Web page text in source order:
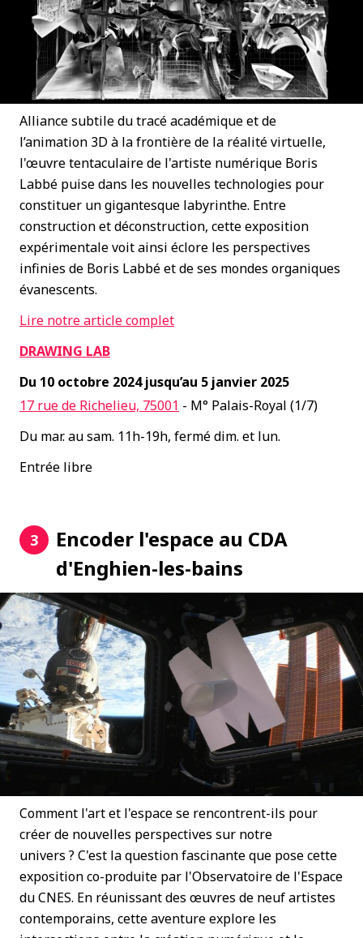
Alliance subtile du tracé académique et de
l’animation 3D à la frontière de la réalité virtuelle,
l'œuvre tentaculaire de l'artiste numérique Boris
Labbé puise dans les nouvelles technologies pour
constituer un gigantesque labyrinthe. Entre
construction et déconstruction, cette exposition
expérimentale voit ainsi éclore les perspectives
infinies de Boris Labbé et de ses mondes organiques
évanescents.
Lire notre article complet
DRAWING LAB
Du 10 octobre 2024 jusqu’au 5 janvier 2025
17 rue de Richelieu, 75001 - M° Palais-Royal (1/7)
Du mar. au sam. 11h-19h, fermé dim. et lun.
Entrée libre
3
Encoder l'espace au CDA
d'Enghien-les-bains
Comment l'art et l'espace se rencontrent-ils pour
créer de nouvelles perspectives sur notre
univers ? C'est la question fascinante que pose cette
exposition co-produite par l'Observatoire de l'Espace
du CNES. En réunissant des œuvres de neuf artistes
contemporains, cette aventure explore les